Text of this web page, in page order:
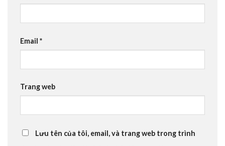
Email *
Trang web
Lưu tên của tôi, email, và trang web trong trình